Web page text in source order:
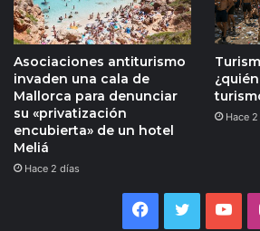
Asociaciones antiturismo
invaden una cala de
Mallorca para denunciar
su «privatización
encubierta» de un hotel
Meliá
Hace 2 días
Hace
Facebook
Twitter